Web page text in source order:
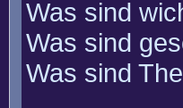
Was sind
Was sind
Was sind